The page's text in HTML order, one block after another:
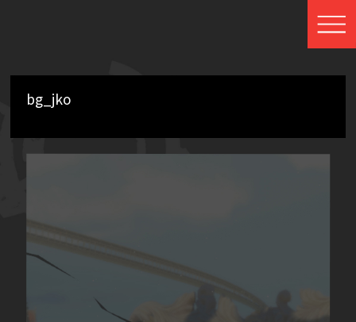
bg_jko